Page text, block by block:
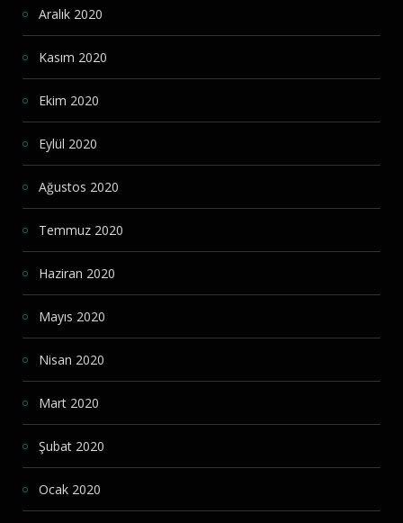
Aralık 2020
Kasım 2020
Ekim 2020
Eylül 2020
Ağustos 2020
Temmuz 2020
Haziran 2020
Mayıs 2020
Nisan 2020
Mart 2020
Şubat 2020
Ocak 2020